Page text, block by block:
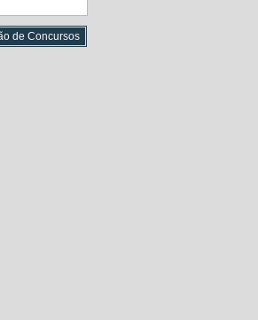
de Concursos